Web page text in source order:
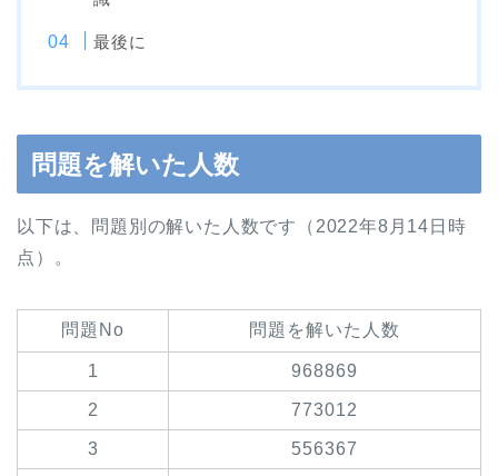
最後に
問題を解いた人数
以下は、問題別の解いた人数です（2022年8月14日時
点）。
問題No 問題を解いた人数
1 968869
2 773012
3 556367